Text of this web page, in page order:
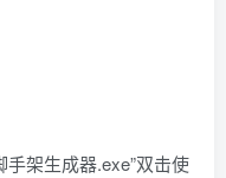
架生成器.exe”双击使